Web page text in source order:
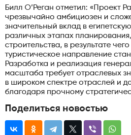
Билл О’Реган отметил: «Проект
чрезвычайно амбициозен и
значительный вклад в
различных этапах
строительства, в результате
туристическое направление
Разработка и реализация
масштаба требует отраслевых
в широком спектре отраслей и
благодаря прочному
Поделиться новостью